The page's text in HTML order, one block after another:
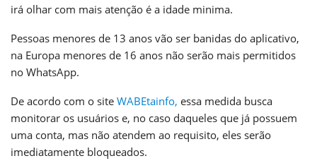
irá olhar com mais atenção é a idade minima.
Pessoas menores de 13 anos vão ser banidas do aplicativo,
na Europa menores de 16 anos não serão mais permitidos
no WhatsApp.
De acordo com o site WABEtainfo, essa medida busca
monitorar os usuários e, no caso daqueles que já possuem
uma conta, mas não atendem ao requisito, eles serão
imediatamente bloqueados.